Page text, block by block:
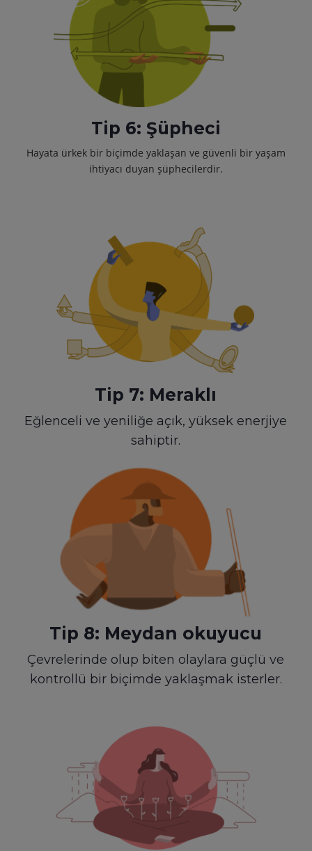
Tip 6: Şüpheci
Hayata ürkek bir biçimde yaklaşan ve güvenli bir yaşam
ihtiyacı duyan şüphecilerdir.
Tip 7: Meraklı
Eğlenceli ve yeniliğe açık, yüksek enerjiye
sahiptir.
Tip 8: Meydan okuyucu
Çevrelerinde olup biten olaylara güçlü ve
kontrollü bir biçimde yaklaşmak isterler.